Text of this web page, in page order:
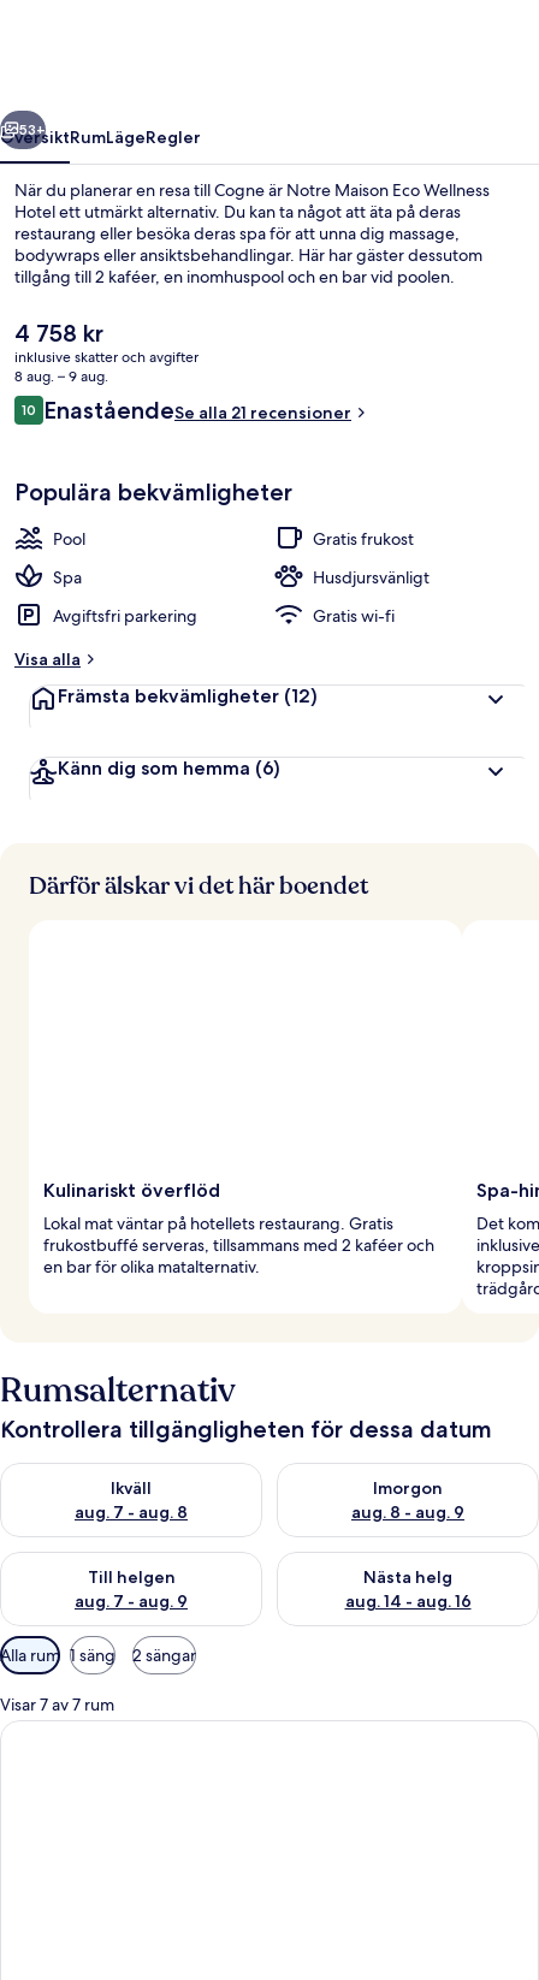
Nästa
53+
ÖversiktRumLägeRegler
När du planerar en resa till Cogne är Notre Maison Eco Wellness
Hotel ett utmärkt alternativ. Du kan ta något att äta på deras
restaurang eller besöka deras spa för att unna dig massage,
bodywraps eller ansiktsbehandlingar. Här har gäster dessutom
tillgång till 2 kaféer, en inomhuspool och en bar vid poolen.
Det
nuvarande
priset
är
4 758 kr
4 758 kr
inklusive skatter och avgifter
8 aug. – 9 aug.
Recensioner
1010 av 10,
EnaståendeSe alla 21 recensioner
Populära bekvämligheter
Pool
Gratis frukost
Spa
Husdjursvänligt
Avgiftsfri parkering
Gratis wi-fi
Visa alla
Främsta bekvämligheter (12)
Känn dig som hemma (6)
Därför älskar vi det här boendet
Kulinariskt överflöd
Lokal mat väntar på hotellets restaurang. Gratis
frukostbuffé serveras, tillsammans med 2 kaféer och
en bar för olika matalternativ.
Spa-
Det
Rumsalternativ
Kontrollera tillgängligheten för dessa datum
Ikväll
aug. 7 - aug. 8
Kontrollera tillgängligheten för ikväll aug. 7 - aug. 8
Imorgon
aug. 8 - aug. 9
Kontrollera tillgängligheten
Till helgen
aug. 7 - aug. 9
Kontrollera tillgängligheten för den här helgen aug. 7 - aug. 9
Nästa helg
aug. 14 - aug. 16
Kontrollera tillgängligheten
Tillgängliga
filter
för
rum
Alla rum 1 säng 2 sängar
Visar 7 av 7 rum